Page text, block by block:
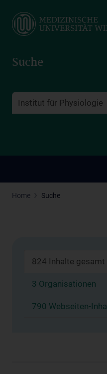
main
Suche
Home Suche
824 Inhalte gesamt
3 Organisationen
790 Webseiten-